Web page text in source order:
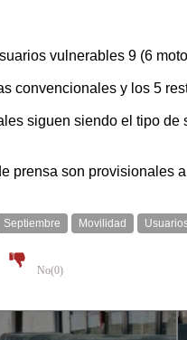
vulnerables 9 (6
convencionales y los 5
siguen siendo el tipo
prensa son provisionales
Septiembre Movilidad
No(0)